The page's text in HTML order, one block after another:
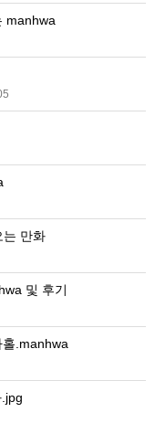
manhwa
는 만화
및 후기
.manhwa